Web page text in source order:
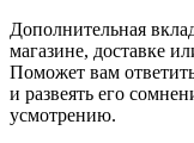
Дополнительная
магазине, доставке
Поможет вам
и развеять его
усмотрению.